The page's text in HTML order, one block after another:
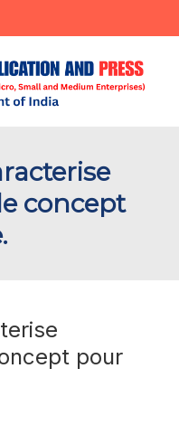
concept
pour